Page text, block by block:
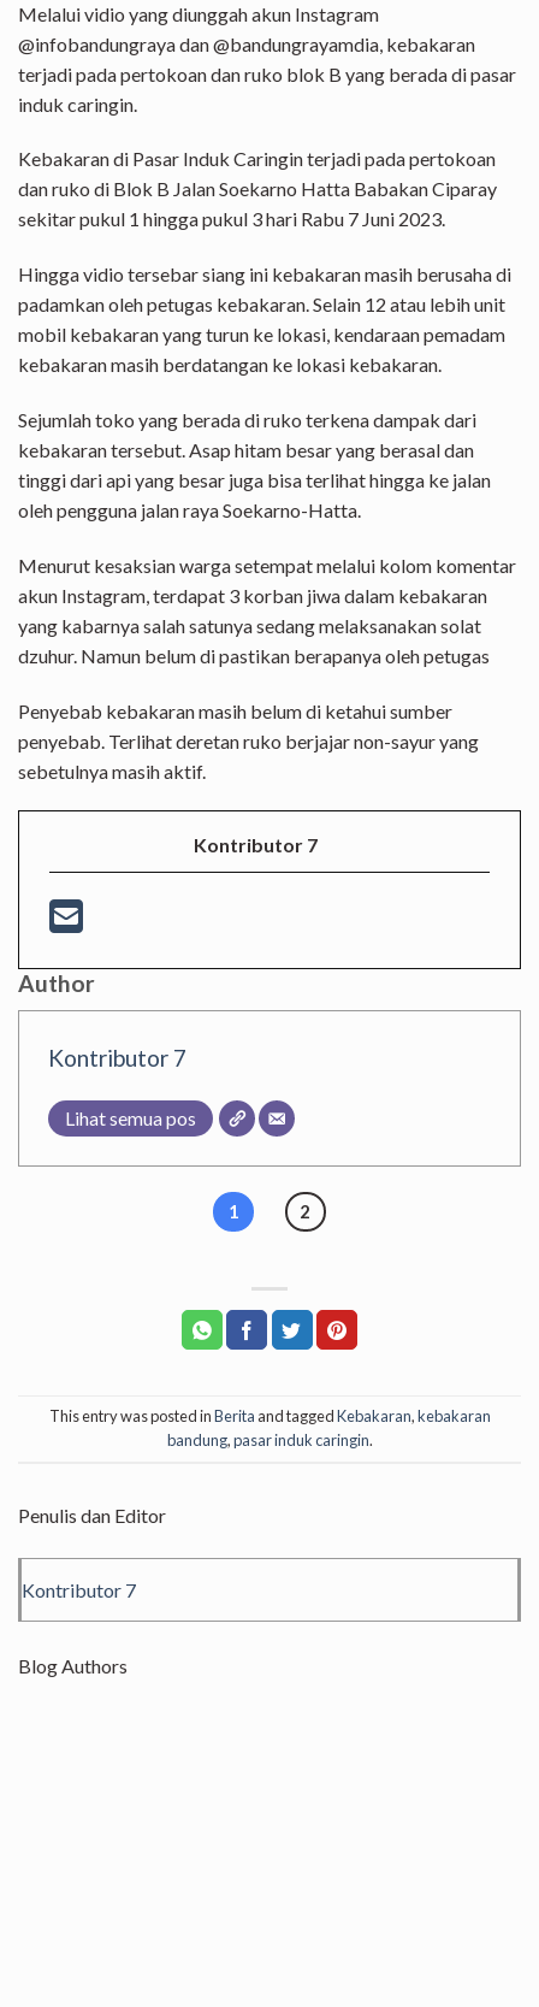
Melalui vidio yang diunggah akun Instagram
@infobandungraya dan @bandungrayamdia, kebakaran
terjadi pada pertokoan dan ruko blok B yang berada di pasar
induk caringin.
Kebakaran di Pasar Induk Caringin terjadi pada pertokoan
dan ruko di Blok B Jalan Soekarno Hatta Babakan Ciparay
sekitar pukul 1 hingga pukul 3 hari Rabu 7 Juni 2023.
Hingga vidio tersebar siang ini kebakaran masih berusaha di
padamkan oleh petugas kebakaran. Selain 12 atau lebih unit
mobil kebakaran yang turun ke lokasi, kendaraan pemadam
kebakaran masih berdatangan ke lokasi kebakaran.
Sejumlah toko yang berada di ruko terkena dampak dari
kebakaran tersebut. Asap hitam besar yang berasal dan
tinggi dari api yang besar juga bisa terlihat hingga ke jalan
oleh pengguna jalan raya Soekarno-Hatta.
Menurut kesaksian warga setempat melalui kolom komentar
akun Instagram, terdapat 3 korban jiwa dalam kebakaran
yang kabarnya salah satunya sedang melaksanakan solat
dzuhur. Namun belum di pastikan berapanya oleh petugas
Penyebab kebakaran masih belum di ketahui sumber
penyebab. Terlihat deretan ruko berjajar non-sayur yang
sebetulnya masih aktif.
Kontributor 7
Author
Kontributor 7
Lihat semua pos
1 2
This entry was posted inBerita and taggedKebakaran,kebakaran
bandung,pasar induk caringin.
Penulis dan Editor
Kontributor 7
Blog Authors